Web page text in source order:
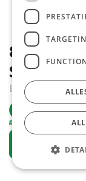
878705
Small
Bestelartikel
Vraag een